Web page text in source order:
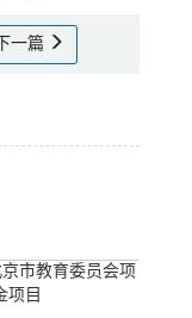
下一篇
市教育委员会项
项目